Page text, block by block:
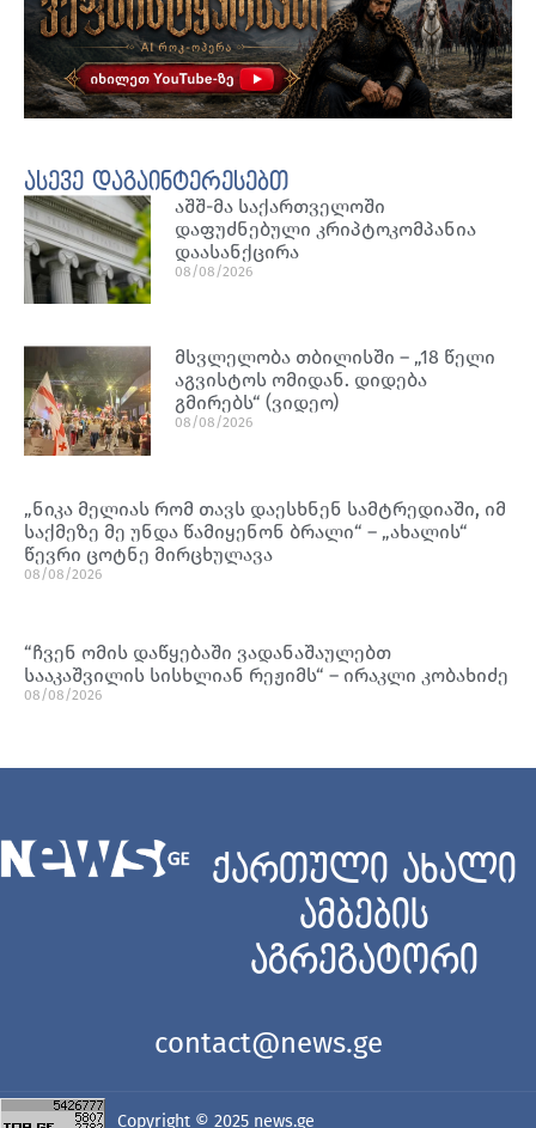
ასევე დაგაინტერესებთ
აშშ-მა საქართველოში
დაფუძნებული კრიპტოკომპანია
დაასანქცირა
08/08/2026
მსვლელობა თბილისში – „18 წელი
აგვისტოს ომიდან. დიდება
გმირებს“ (ვიდეო)
08/08/2026
„ნიკა მელიას რომ თავს დაესხნენ სამტრედიაში, იმ
საქმეზე მე უნდა წამიყენონ ბრალი“ – „ახალის“
წევრი ცოტნე მირცხულავა
08/08/2026
“ჩვენ ომის დაწყებაში ვადანაშაულებთ
სააკაშვილის სისხლიან რეჟიმს“ – ირაკლი კობახიძე
08/08/2026
ქართული ახალი
ამბების
აგრეგატორი
contact@news.ge
Copyright © 2025 news.ge